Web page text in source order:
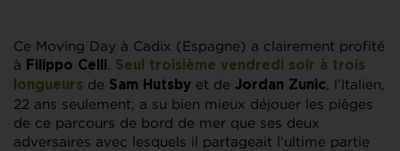
Ce Moving Day à Cadix (Espagne) a clairement profité
à Filippo Celli. Seul troisième vendredi soir à trois
longueurs de Sam Hutsby et de Jordan Zunic, l’Italien,
22 ans seulement, a su bien mieux déjouer les pièges
de ce parcours de bord de mer que ses deux
adversaires avec lesquels il partageait l’ultime partie